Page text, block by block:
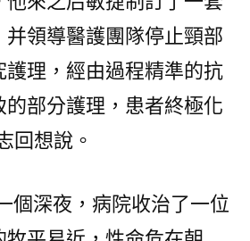
領導醫護團隊停止頸部
護理，經由過程精準的抗
的部分護理，患者終極化
回想說。
個深夜，病院收治了一位